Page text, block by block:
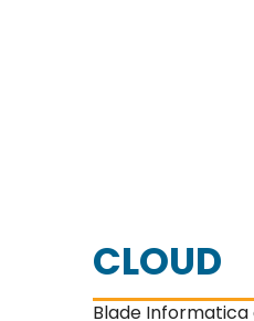
CLOUD
Blade